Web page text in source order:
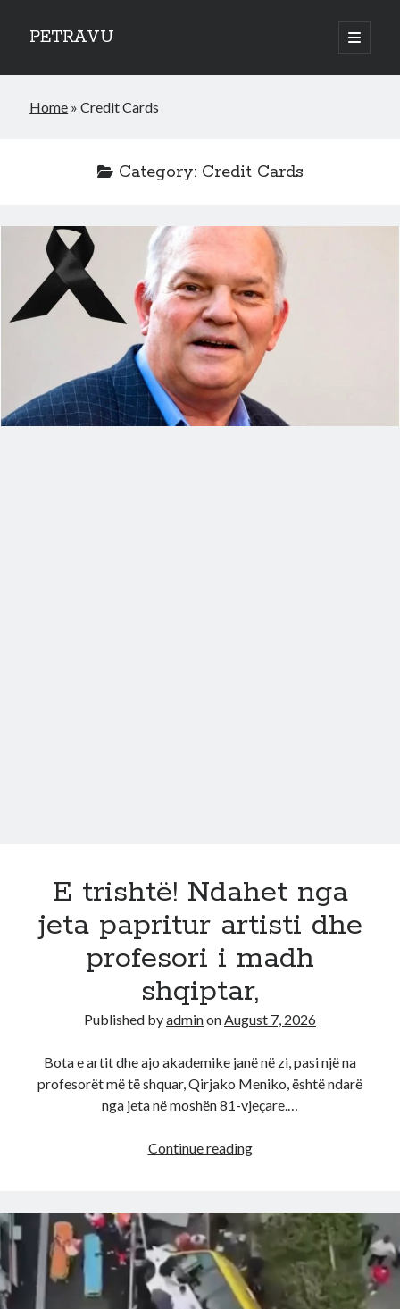
PETRAVU
open
primary
Sidebar
Bank
Home »Credit Cards
Category: Credit Cards
E trishtë! Ndahet nga
jeta papritur artisti dhe
profesori i madh
shqiptar,
Published byadminonAugust 7, 2026
Bota e artit dhe ajo akademike janë në zi, pasi një na
profesorët më të shquar, Qirjako Meniko, është ndarë
nga jeta në moshën 81-vjeçare.…
Continue readingE
nga
jeta
papritur
artisti
dhe